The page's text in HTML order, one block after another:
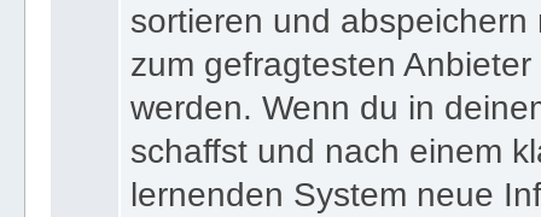
sortieren und
zum gefragtesten
werden. Wenn du in
schaffst und nach einem
lernenden System neue